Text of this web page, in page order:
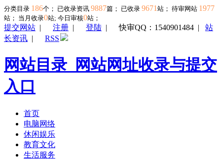
分类目录 186个； 已收录资讯 9887篇； 已收录 9671 站； 待审网站 1977
站； 当月收录0站; 今日审核0站；
提交网站 | 注册 | 登陆 |快审QQ：1540901484 | 站
长资讯 | RSS
网站目录_网站网址收录与提交
入口
首页
电脑网络
休闲娱乐
教育文化
生活服务